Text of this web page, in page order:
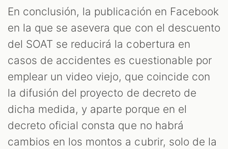
En conclusión, la publicación en Facebook
en la que se asevera que con el descuento
del SOAT se reducirá la cobertura en
casos de accidentes es cuestionable por
emplear un video viejo, que coincide con
la difusión del proyecto de decreto de
dicha medida, y aparte porque en el
decreto oficial consta que no habrá
cambios en los montos a cubrir, solo de la